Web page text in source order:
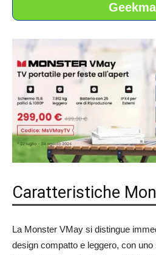
Geekmall
Caratteristiche
La Monster VMay si distingue
design compatto e leggero, con uno